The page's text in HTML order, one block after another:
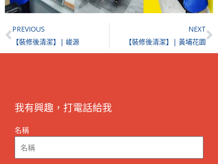
Prev
PREVIOUS
【裝修後清潔】| 峻源
NEXT
【裝修後清潔】| 黃埔花園
我有興趣，打電話給我
名稱